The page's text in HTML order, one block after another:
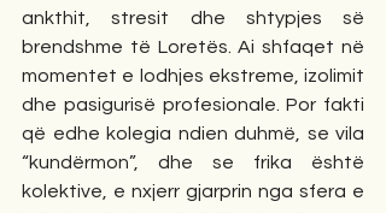
ankthit, stresit dhe shtypjes së
brendshme të Loretës. Ai shfaqet në
momentet e lodhjes ekstreme, izolimit
dhe pasigurisë profesionale. Por fakti
që edhe kolegia ndien duhmë, se vila
“kundërmon”, dhe se frika është
kolektive, e nxjerr gjarprin nga sfera e